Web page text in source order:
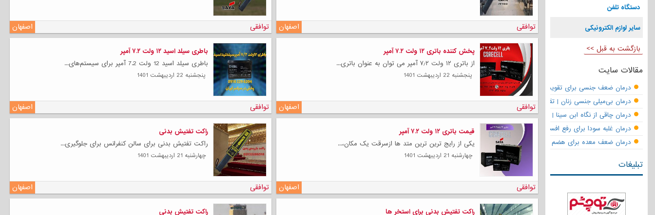
دست‍گاه تلفن
سایر لوازم الکترونیکی
بازگشت به قبل >>
مقالات سایت
درمان ضعف جنسی برای تقویت قوای مردانه | تقویت نعوظ و رفع زودانزالی
درمان بی‌میلی جنسی زنان | تقویت قوای جنسی و بازگشت لذت
درمان چاقی از نگاه ابن سینا | نسخه حکما برای کاهش وزن طبیعی
درمان غلبه سودا برای رفع افسردگی
درمان ضعف معده برای هضم قوی
تبلیغات
اصفهان توافقی اصفهان توافقی
پخش کننده باتری ۱۲ ولت ۷.۲ آمپر
از باتری ۱۲ ولت ۷٫۲ آمپر می توان به عنوان باتری...
پنجشنبه 22 ارديبهشت 1401
اصفهان توافقی
باطری سیلد اسید ۱۲ ولت ۷.۲ آمپر
باطری سیلد اسید 12 ولت 7.2 آمپر برای سیستم‌های...
پنجشنبه 22 ارديبهشت 1401
اصفهان توافقی
قیمت باتری ۱۲ ولت ۷.۲ آمپر
یکی از رایج ترین ترین متد ها ازسرقت یک مکان،...
چهارشنبه 21 ارديبهشت 1401
اصفهان توافقی
راکت تفتیش بدنی
راکت تفتیش بدنی برای سالن کنفرانس برای جلوگیری...
چهارشنبه 21 ارديبهشت 1401
اصفهان توافقی
راکت تفتیش بدنی برای استخر ها راکت تفتیش بدنی